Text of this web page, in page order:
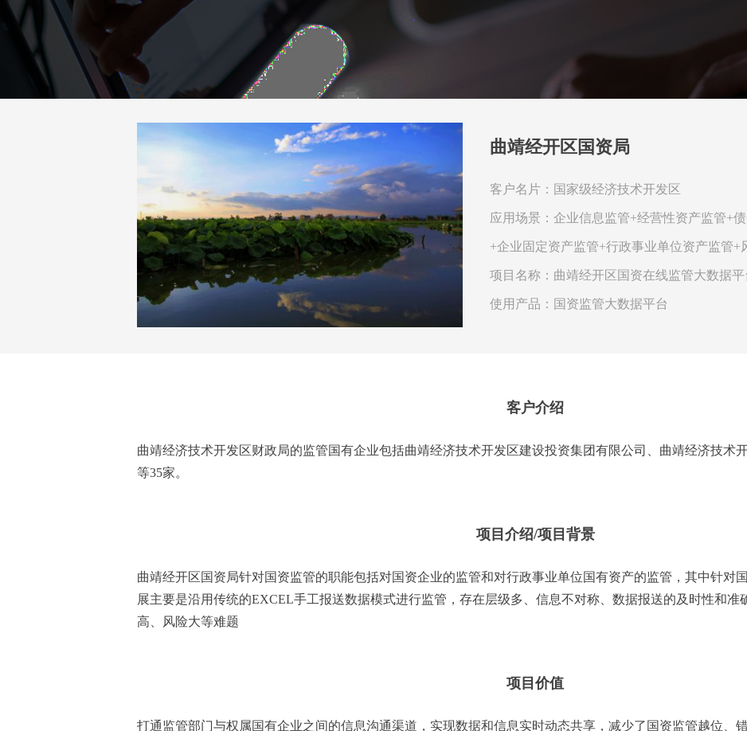
曲靖经开区国资局
客户名片：国家级经济技术开发区
应用场景：企业信息监管+经营性资产监管+
+企业固定资产监管+行政事业单位资产监管+
项目名称：曲靖经开区国资在线监管大数据平
使用产品：国资监管大数据平台
客户介绍
曲靖经济技术开发区财政局的监管国有企业包括曲靖经济技术开发区建设投资集团有限公司、曲靖经济技术
等35家。
项目介绍/项目背景
曲靖经开区国资局针对国资监管的职能包括对国资企业的监管和对行政事业单位国有资产的监管，其中针对
展主要是沿用传统的EXCEL手工报送数据模式进行监管，存在层级多、信息不对称、数据报送的及时性和准
高、风险大等难题
项目价值
打通监管部门与权属国有企业之间的信息沟通渠道，实现数据和信息实时动态共享，减少了国资监管越位、